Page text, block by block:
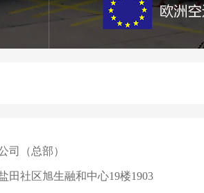
司（总部）
田社区旭生融和中心19楼1903